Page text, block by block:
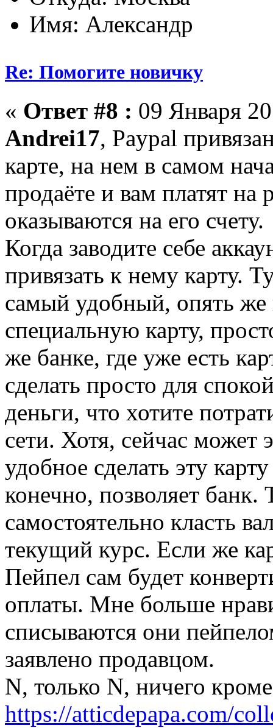
Имя: Александр
Re: Помогите новичку
« Ответ #8 : 09 Января
Andrei17, Paypal
карте, на нем в самом
продаёте и вам платят на
оказываются на его счету.
Когда заводите себе
привязать к нему карту.
самый удобный, опять же
специальную карту,
же банке, где уже есть
сделать просто для
деньги, что хотите
сети. Хотя, сейчас может
удобное сделать эту
конечно, позволяет банк.
самостоятельно класть
текущий курс. Если же
Пейпел сам будет
оплаты. Мне больше
списываются они
заявлено продавцом.
N, только N, ничего
https://atticdepapa.com/